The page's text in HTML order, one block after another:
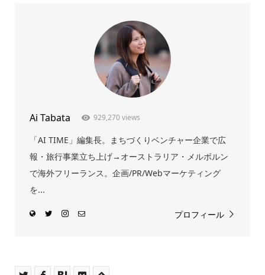
Ai Tabata 929,270 views
「AI TIME」編集長。まちづくりベンチャー企業で広
報・旅行事業立ち上げ→オーストラリア・メルボルン
で海外フリーランス。企画/PR/Webマーケティング
を...
プロフィール